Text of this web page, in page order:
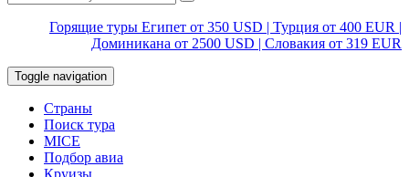
Горящие туры Египет от 350 USD | Турция от 400 EUR |
Доминикана от 2500 USD | Словакия от 319 EUR
Toggle navigation
Страны
Поиск тура
MICE
Подбор авиа
Круизы